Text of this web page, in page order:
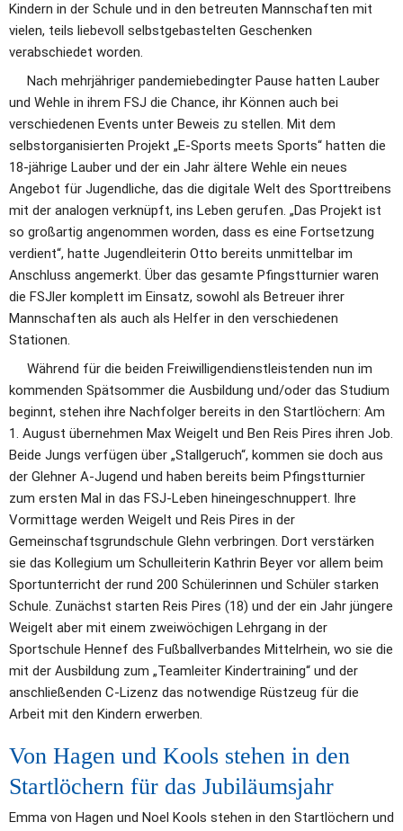
Kindern in der Schule und in den betreuten Mannschaften mit
vielen, teils liebevoll selbstgebastelten Geschenken
verabschiedet worden.
Nach mehrjähriger pandemiebedingter Pause hatten Lauber
und Wehle in ihrem FSJ die Chance, ihr Können auch bei
verschiedenen Events unter Beweis zu stellen. Mit dem
selbstorganisierten Projekt „E-Sports meets Sports“ hatten die
18-jährige Lauber und der ein Jahr ältere Wehle ein neues
Angebot für Jugendliche, das die digitale Welt des Sporttreibens
mit der analogen verknüpft, ins Leben gerufen. „Das Projekt ist
so großartig angenommen worden, dass es eine Fortsetzung
verdient“, hatte Jugendleiterin Otto bereits unmittelbar im
Anschluss angemerkt. Über das gesamte Pfingstturnier waren
die FSJler komplett im Einsatz, sowohl als Betreuer ihrer
Mannschaften als auch als Helfer in den verschiedenen
Stationen.
Während für die beiden Freiwilligendienstleistenden nun im
kommenden Spätsommer die Ausbildung und/oder das Studium
beginnt, stehen ihre Nachfolger bereits in den Startlöchern: Am
1. August übernehmen Max Weigelt und Ben Reis Pires ihren Job.
Beide Jungs verfügen über „Stallgeruch“, kommen sie doch aus
der Glehner A-Jugend und haben bereits beim Pfingstturnier
zum ersten Mal in das FSJ-Leben hineingeschnuppert. Ihre
Vormittage werden Weigelt und Reis Pires in der
Gemeinschaftsgrundschule Glehn verbringen. Dort verstärken
sie das Kollegium um Schulleiterin Kathrin Beyer vor allem beim
Sportunterricht der rund 200 Schülerinnen und Schüler starken
Schule. Zunächst starten Reis Pires (18) und der ein Jahr jüngere
Weigelt aber mit einem zweiwöchigen Lehrgang in der
Sportschule Hennef des Fußballverbandes Mittelrhein, wo sie die
mit der Ausbildung zum „Teamleiter Kindertraining“ und der
anschließenden C-Lizenz das notwendige Rüstzeug für die
Arbeit mit den Kindern erwerben.
Von Hagen und Kools stehen in den
Startlöchern für das Jubiläumsjahr
Emma von Hagen und Noel Kools stehen in den Startlöchern und